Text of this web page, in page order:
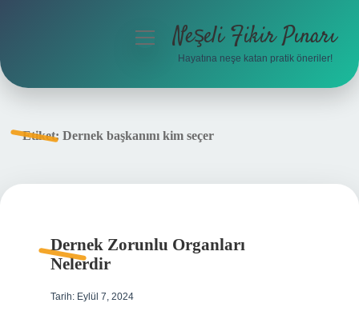
menüyüNeşeli Fikir Pınarı
Hayatına neşe katan pratik öneriler!
Etiket: Dernek başkanını kim seçer
Dernek Zorunlu Organları
Nelerdir
Tarih: Eylül 7, 2024